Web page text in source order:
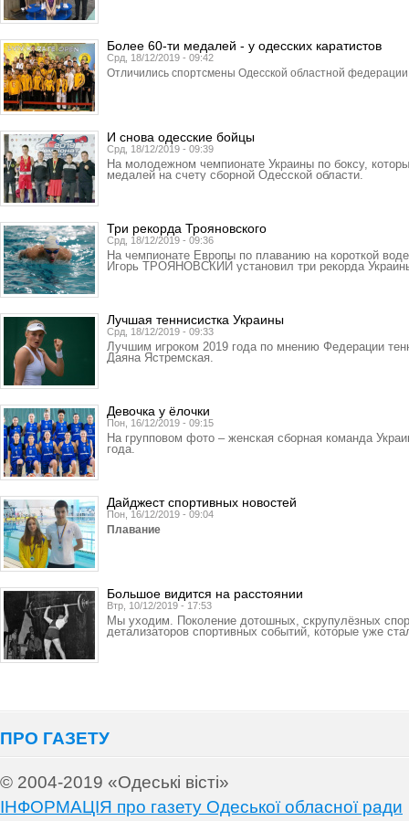
Более 60-ти медалей - у одесских каратистов
Срд, 18/12/2019 - 09:42
Отличились спортсмены Одесской областной федерации
И снова одесские бойцы
Срд, 18/12/2019 - 09:39
На молодежном чемпионате Украины по боксу,
медалей на счету сборной Одесской области.
Три рекорда Трояновского
Срд, 18/12/2019 - 09:36
На чемпионате Европы по плаванию на короткой
Игорь ТРОЯНОВСКИЙ установил три рекорда
Лучшая теннисистка Украины
Срд, 18/12/2019 - 09:33
Лучшим игроком 2019 года по мнению Федерации
Даяна Ястремская.
Девочка у ёлочки
Пон, 16/12/2019 - 09:15
На групповом фото – женская сборная команда
года.
Дайджест спортивных новостей
Пон, 16/12/2019 - 09:04
Плавание
Большое видится на расстоянии
Втр, 10/12/2019 - 17:53
Мы уходим. Поколение дотошных, скрупулёзных
детализаторов спортивных событий, которые уже
ПРО ГАЗЕТУ
© 2004-2019 «Одеські вісті»
ІНФОРМАЦІЯ про газету Одеської обласної ради